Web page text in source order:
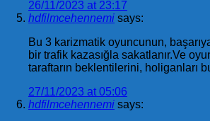
26/11/2023 at 23:17
hdfilmcehennemi says:
Bu 3 karizmatik oyuncunun,
bir trafik kazasığla sakatlanır.Ve
taraftarın beklentilerini, holiganları
27/11/2023 at 05:06
hdfilmcehennemi says: